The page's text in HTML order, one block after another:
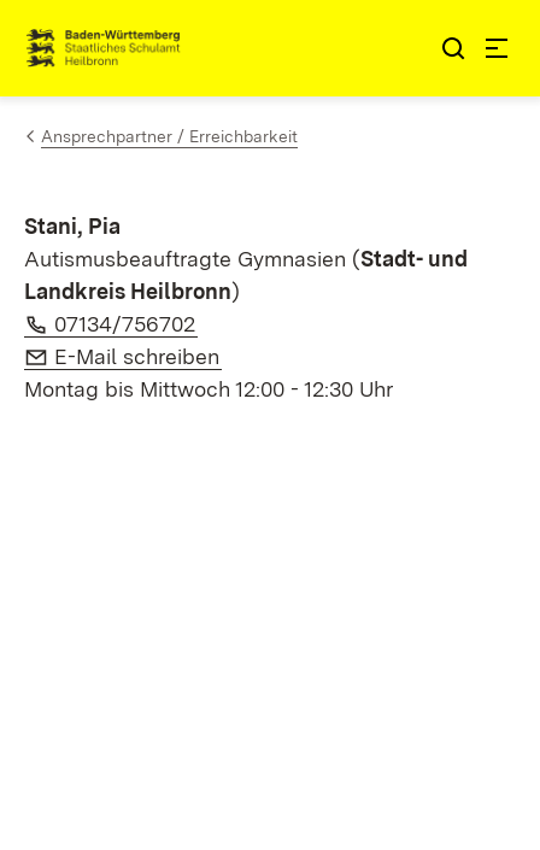
Zum Inhalt springen
Link zur Startseite
Ansprechpartner / Erreichbarkeit
Stani, Pia
Autismusbeauftragte Gymnasien (Stadt- und
Landkreis Heilbronn)
Telefon:
07134/756702
E-Mail:
E-Mail schreiben
Montag bis Mittwoch 12:00 - 12:30 Uhr